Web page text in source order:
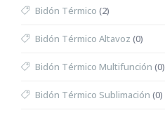
Bidón Térmico (2)
Bidón Térmico Altavoz (0)
Bidón Térmico Multifunción (0)
Bidón Térmico Sublimación (0)